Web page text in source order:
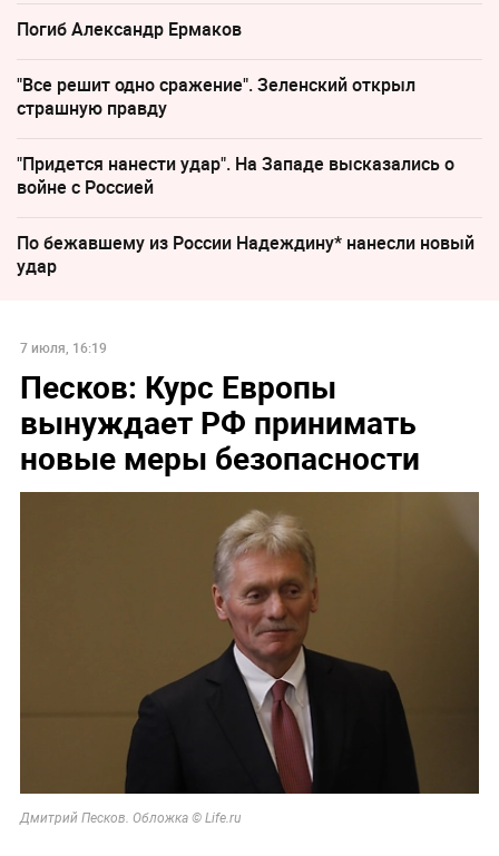
Погиб Александр Ермаков
"Все решит одно сражение". Зеленский открыл
страшную правду
"Придется нанести удар". На Западе высказались о
войне с Россией
По бежавшему из России Надеждину* нанесли новый
удар
7 июля, 16:19
Песков: Курс Европы
вынуждает РФ принимать
новые меры безопасности
Дмитрий Песков. Обложка © Life.ru